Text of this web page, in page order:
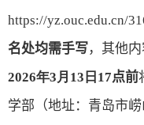
https://yz.ouc.edu.cn/
名处均需手写，其他
2026年3 月 13 日 17点前
学部（地址：青岛市